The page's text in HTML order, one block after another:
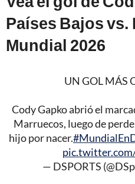
Países Bajos vs.
Mundial 2026
UN GOL MÁS
Cody Gapko abrió el
Marruecos, luego de
hijo por nacer.
— DSPORTS